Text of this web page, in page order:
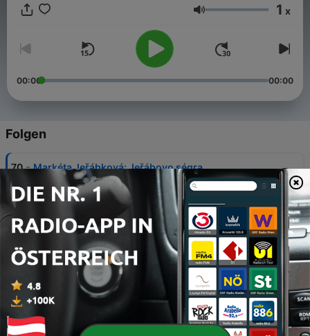
Lautstärke 1 x
00:00 00:00
Folgen
70 - Markéta Jeřábková: Jeřábovo ségra
20 Jul. 2026
69 Václav Prospal: Není cesta zpátky
23 Jun. 2026
68 - Patrik Indra: Tady si stoupni, budeš hrát za nás
67 - Jan Kliment: Floutek
27 Mai 2026